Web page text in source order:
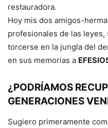
restauradora.
Hoy mis dos amigos-
profesionales de las
torcerse en la jungla del
en sus memorias a
¿PODRÍAMOS
GENERACIONES
Sugiero primeramente